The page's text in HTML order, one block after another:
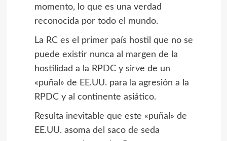
momento, lo que es una verdad
reconocida por todo el mundo.
La RC es el primer país hostil que no se
puede existir nunca al margen de la
hostilidad a la RPDC y sirve de un
«puñal» de EE.UU. para la agresión a la
RPDC y al continente asiático.
Resulta inevitable que este «puñal» de
EE.UU. asoma del saco de seda